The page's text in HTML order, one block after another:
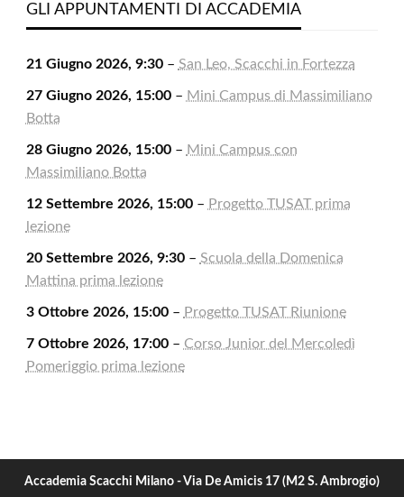
GLI APPUNTAMENTI DI ACCADEMIA
21 Giugno 2026, 9:30– San Leo, Scacchi in Fortezza
27 Giugno 2026, 15:00– Mini Campus di Massimiliano
Botta
28 Giugno 2026, 15:00– Mini Campus con
Massimiliano Botta
12 Settembre 2026, 15:00– Progetto TUSAT prima
lezione
20 Settembre 2026, 9:30– Scuola della Domenica
Mattina prima lezione
3 Ottobre 2026, 15:00– Progetto TUSAT Riunione
7 Ottobre 2026, 17:00– Corso Junior del Mercoledì
Pomeriggio prima lezione
Accademia Scacchi Milano - Via De Amicis 17 (M2 S. Ambrogio)